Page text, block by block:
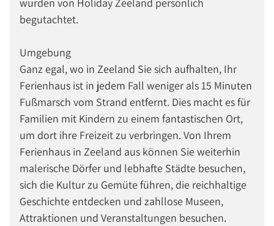
begutachtet.
Umgebung
Ganz egal, wo in Zeeland Sie sich aufhalten, Ihr
Ferienhaus ist in jedem Fall weniger als 15 Minuten
Fußmarsch vom Strand entfernt. Dies macht es für
Familien mit Kindern zu einem fantastischen Ort,
um dort ihre Freizeit zu verbringen. Von Ihrem
Ferienhaus in Zeeland aus können Sie weiterhin
malerische Dörfer und lebhafte Städte besuchen,
sich die Kultur zu Gemüte führen, die reichhaltige
Geschichte entdecken und zahllose Museen,
Attraktionen und Veranstaltungen besuchen.